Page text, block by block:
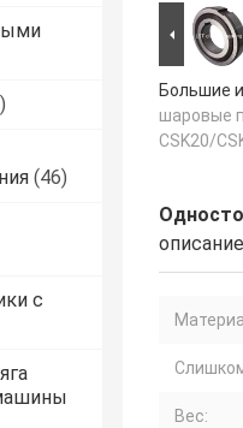
(46)
с
Большие
шаровые
CSK20/
описание
Вес: